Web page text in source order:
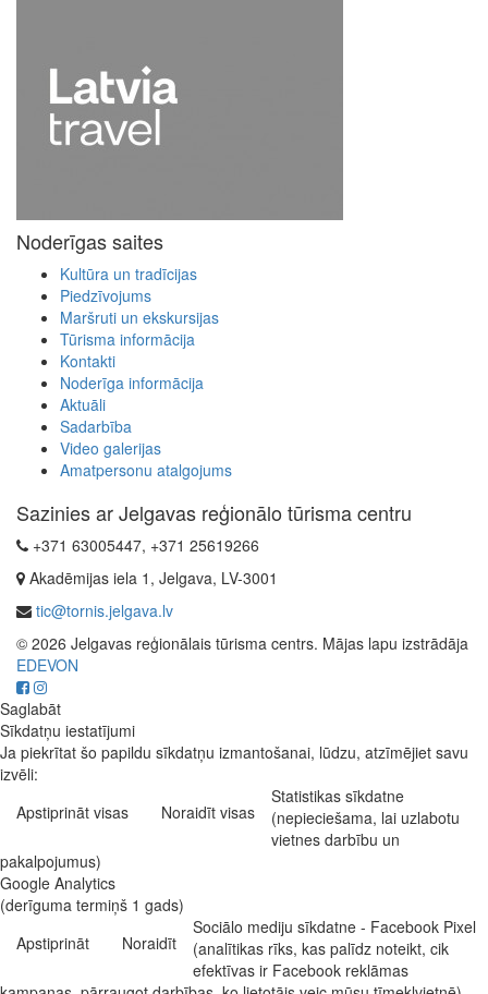
Noderīgas saites
Kultūra un tradīcijas
Piedzīvojums
Maršruti un ekskursijas
Tūrisma informācija
Kontakti
Noderīga informācija
Aktuāli
Sadarbība
Video galerijas
Amatpersonu atalgojums
Sazinies ar Jelgavas reģionālo tūrisma centru
+371 63005447, +371 25619266
Akadēmijas iela 1, Jelgava, LV-3001
tic@tornis.jelgava.lv
© 2026 Jelgavas reģionālais tūrisma centrs. Mājas lapu izstrādāja
EDEVON
Saglabāt
Sīkdatņu iestatījumi
Ja piekrītat šo papildu sīkdatņu izmantošanai, lūdzu, atzīmējiet savu
izvēli:
Apstiprināt visas
Noraidīt visas
Statistikas sīkdatne
(nepieciešama, lai uzlabotu
vietnes darbību un
pakalpojumus)
Google Analytics
(derīguma termiņš 1 gads)
Apstiprināt
Noraidīt
Sociālo mediju sīkdatne - Facebook Pixel
(analītikas rīks, kas palīdz noteikt, cik
efektīvas ir Facebook reklāmas